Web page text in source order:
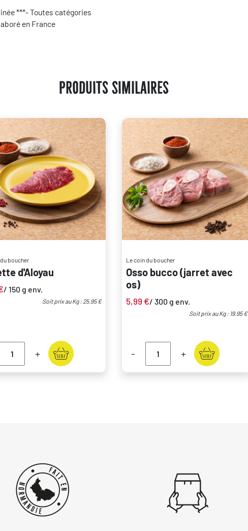
***- Toutes catégories
en France
Produits Similaires
boucher
d'Aloyau
/ 150 g env.
Soit prix au Kg : 25.95 €
+
Le coin du boucher
Osso bucco (jarret avec
os)
5,99 €/ 300 g env.
Soit prix au Kg : 19.95 €
- +